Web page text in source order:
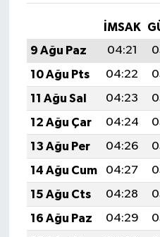
İMSAK
9 Ağu Paz
04:21
10 Ağu Pts
04:22
11 Ağu Sal
04:23
12 Ağu Çar
04:24
13 Ağu Per
04:26
14 Ağu Cum
04:27
15 Ağu Cts
04:28
16 Ağu Paz
04:29